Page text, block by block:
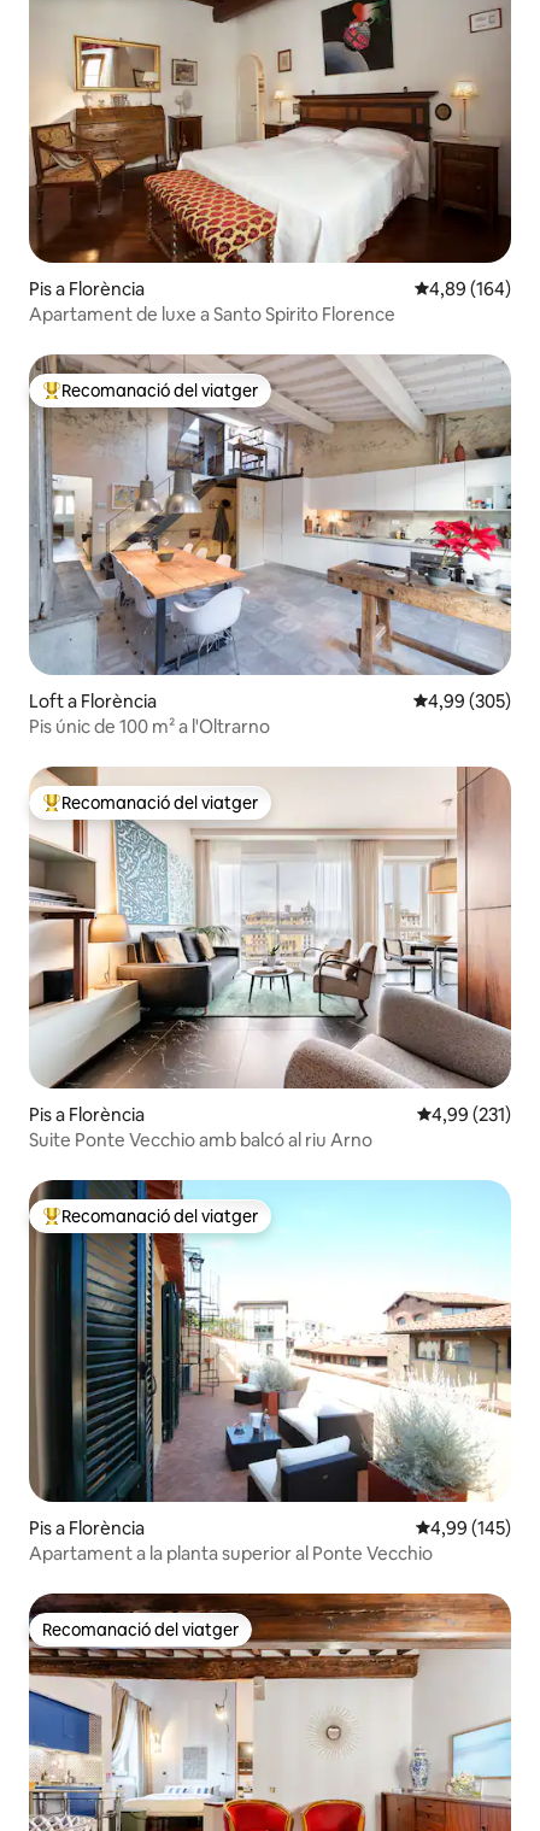
Pis a Florència 4,89 de
4,89 (164)
Apartament de luxe a Santo Spirito Florence
Principals recomanacions dels viatgers
Recomanació del viatger
Loft a Florència 4,99 de
4,99 (305)
Pis únic de 100 m² a l'Oltrarno
Principals recomanacions dels viatgers
Recomanació del viatger
Pis a Florència 4,99 de
4,99 (231)
Suite Ponte Vecchio amb balcó al riu Arno
Principals recomanacions dels viatgers
Recomanació del viatger
Pis a Florència 4,99 de
4,99 (145)
Apartament a la planta superior al Ponte Vecchio
Recomanació del viatger
Recomanació del viatger